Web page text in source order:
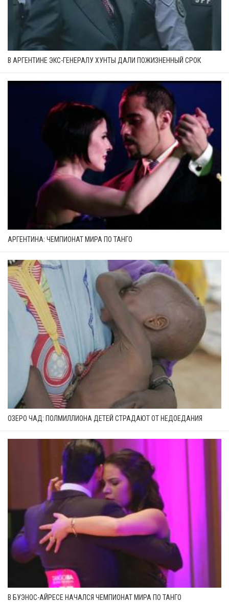
В АРГЕНТИНЕ ЭКС-ГЕНЕРАЛУ ХУНТЫ ДАЛИ ПОЖИЗНЕННЫЙ СРОК
АРГЕНТИНА: ЧЕМПИОНАТ МИРА ПО ТАНГО
ОЗЕРО ЧАД: ПОЛМИЛЛИОНА ДЕТЕЙ СТРАДАЮТ ОТ НЕДОЕДАНИЯ
В БУЭНОС-АЙРЕСЕ НАЧАЛСЯ ЧЕМПИОНАТ МИРА ПО ТАНГО